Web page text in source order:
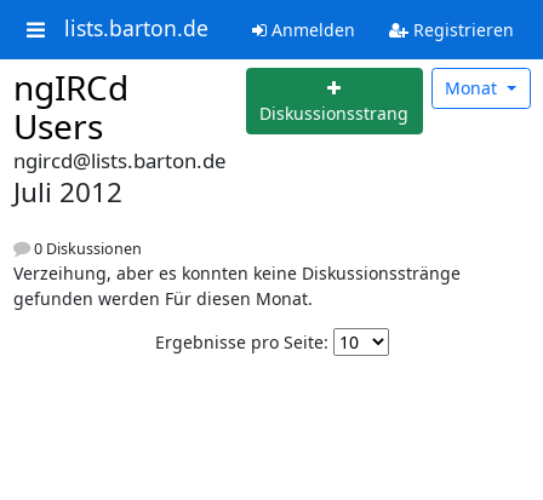
lists.barton.de Anmelden Registrieren
ngIRCd
Users
Diskussionsstrang
Monat
ngircd@lists.barton.de
Juli 2012
0 Diskussionen
Verzeihung, aber es konnten keine Diskussionsstränge
gefunden werden Für diesen Monat.
Ergebnisse pro Seite: